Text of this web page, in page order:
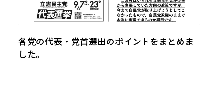
各党の代表・党首選出のポイントをまとめま
した。